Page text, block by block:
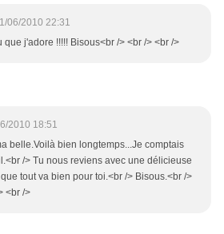
06/2010 22:31
que j'adore !!!!! Bisous<br /> <br /> <br />
2010 18:51
belle.Voilà bien longtemps...Je comptais
/> Tu nous reviens avec une délicieuse
tout va bien pour toi.<br /> Bisous.<br />
<br />